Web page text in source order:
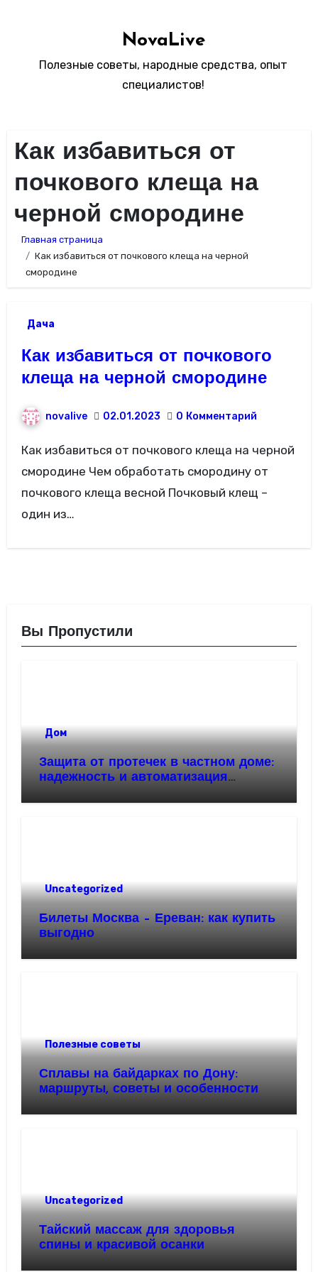
NovaLive
Полезные советы, народные средства, опыт
специалистов!
Как избавиться от
почкового клеща на
черной смородине
Главная страница
Как избавиться от почкового клеща на черной
смородине
Дача
Как избавиться от почкового
клеща на черной смородине
novalive 02.01.2023 0 Комментарий
Как избавиться от почкового клеща на черной
смородине Чем обработать смородину от
почкового клеща весной Почковый клещ –
один из…
Вы Пропустили
Дом
Защита от протечек в частном доме:
надежность и автоматизация
Uncategorized
Билеты Москва – Ереван: как купить
выгодно
Полезные советы
Сплавы на байдарках по Дону:
маршруты, советы и особенности
Uncategorized
Тайский массаж для здоровья
спины и красивой осанки